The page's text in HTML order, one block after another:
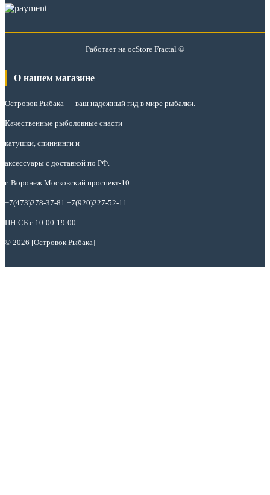
Работает на ocStore Fractal ©
О нашем магазине
Островок Рыбака — ваш надежный гид в мире рыбалки.
Качественные рыболовные снасти
катушки, спиннинги и
аксессуары с доставкой по РФ.
г. Воронеж Московский проспект-10
+7(473)278-37-81 +7(920)227-52-11
ПН-СБ с 10:00-19:00
© 2026 [Островок Рыбака]